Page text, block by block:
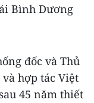
Bình Dương
đốc và Thủ
hợp tác Việt
45 năm thiết